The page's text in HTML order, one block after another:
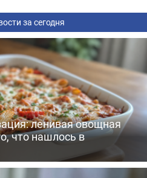
за сегодня
ленивая овощная
что нашлось в